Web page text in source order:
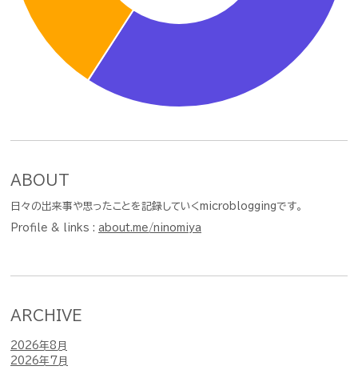
ABOUT
日々の出来事や思ったことを記録していくmicrobloggingです。
Profile & links : about.me/ninomiya
ARCHIVE
2026年8月
2026年7月